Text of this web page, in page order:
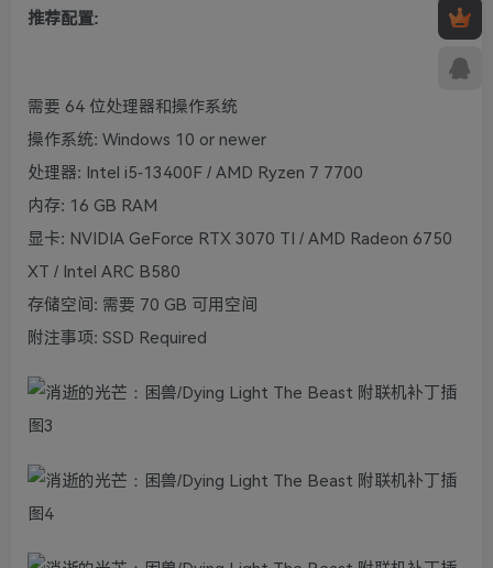
推荐配置:
需要 64 位处理器和操作系统
操作系统: Windows 10 or newer
处理器: Intel i5-13400F / AMD Ryzen 7 7700
内存: 16 GB RAM
显卡: NVIDIA GeForce RTX 3070 TI / AMD Radeon 6750
XT / Intel ARC B580
存储空间: 需要 70 GB 可用空间
附注事项: SSD Required